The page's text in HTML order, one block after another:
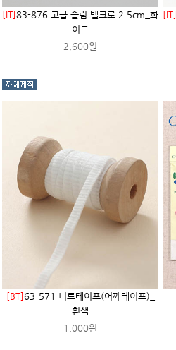
[IT]83-876 고급 슬림 벨크로 2.5cm_화
이트
2,600원
[IT]
[BT]63-571 니트테이프(어깨테이프)_
흰색
1,000원